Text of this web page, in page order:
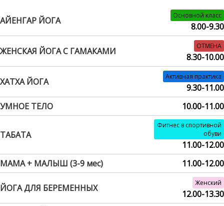
АЙЕНГАР ЙОГА Основной класс
8.00-9.30
ЖЕНСКАЯ ЙОГА С ГАМАКАМИ ОТМЕНА
8.30-10.00
ХАТХА ЙОГА Активная практика
9.30-11.00
УМНОЕ ТЕЛО
10.00-11.00
ТАБАТА
Фитнес в спортивной
обуви
11.00-12.00
МАМА + МАЛЫШ (3-9 мес)
11.00-12.00
ЙОГА ДЛЯ БЕРЕМЕННЫХ Женский
12.00-13.30